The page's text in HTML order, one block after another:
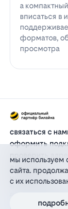
а
вписаться в
форматов,
просмотра
связаться с
оформить
проверить
для дома
информация
действующий на
политика
мы используем
сайта.
с их